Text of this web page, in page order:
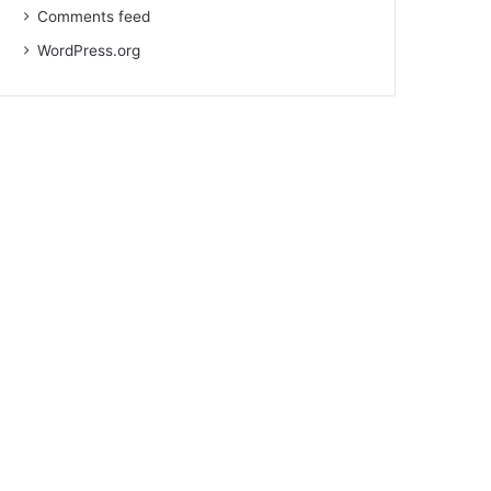
Comments feed
WordPress.org